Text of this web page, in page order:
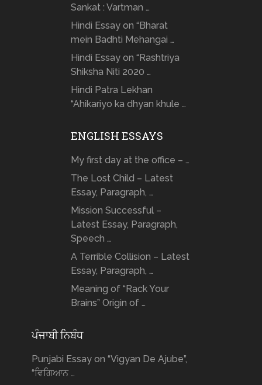
Sankat : Vartman …
Hindi Essay on “Bharat
mein Badhti Mehangai …
Hindi Essay on “Rashtriya
Shiksha Niti 2020 …
Hindi Patra Lekhan
“Ahikariyo ka dhyan khule …
ENGLISH ESSAYS
My first day at the office – …
The Lost Child – Latest
Essay, Paragraph, …
Mission Successful –
Latest Essay, Paragraph,
Speech …
A Terrible Collision – Latest
Essay, Paragraph, …
Meaning of “Rack Your
Brains” Origin of …
ਪੰਜਾਬੀ ਨਿਬੰਧ
Punjabi Essay on “Vigyan De Ajube”,
“ਵਿਗਿਆਨ …